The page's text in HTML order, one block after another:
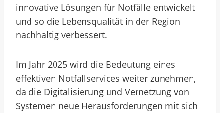
innovative Lösungen für Notfälle entwickelt
und so die Lebensqualität in der Region
nachhaltig verbessert.
Im Jahr 2025 wird die Bedeutung eines
effektiven Notfallservices weiter zunehmen,
da die Digitalisierung und Vernetzung von
Systemen neue Herausforderungen mit sich